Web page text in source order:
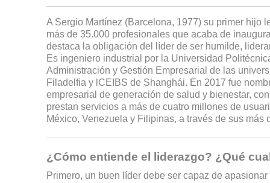
A Sergio Martínez (Barcelona, 1977) su primer hijo
más de 35.000 profesionales que acaba de
destaca la obligación del líder de ser humilde,
Es ingeniero industrial por la Universidad
Administración y Gestión Empresarial de las
Filadelfia y lCEIBS de Shanghái. En 2017 fue
empresarial de generación de salud y bienestar,
prestan servicios a más de cuatro millones de
México, Venezuela y Filipinas, a través de sus más
¿Cómo entiende el liderazgo? ¿Qué
Primero, un buen líder debe ser capaz de